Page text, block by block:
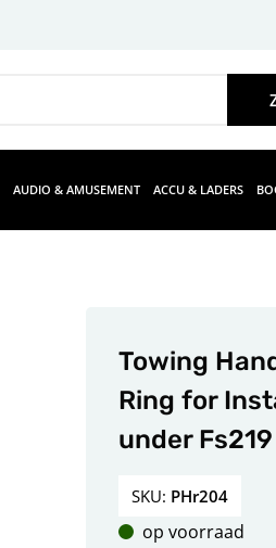
AUDIO & AMUSEMENT ACCU & LADERS
Towing
Ring for
under
SKU: PHr204
op voorraad